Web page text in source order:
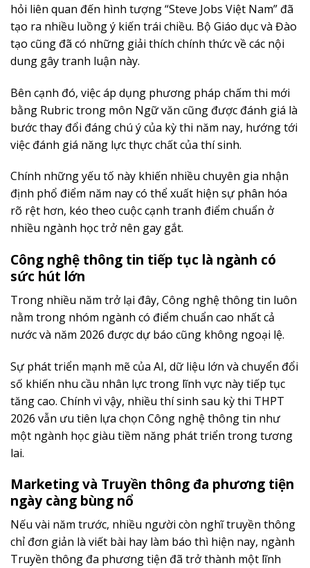
hỏi liên quan đến hình tượng “Steve Jobs Việt Nam” đã
tạo ra nhiều luồng ý kiến trái chiều. Bộ Giáo dục và Đào
tạo cũng đã có những giải thích chính thức về các nội
dung gây tranh luận này.
Bên cạnh đó, việc áp dụng phương pháp chấm thi mới
bằng Rubric trong môn Ngữ văn cũng được đánh giá là
bước thay đổi đáng chú ý của kỳ thi năm nay, hướng tới
việc đánh giá năng lực thực chất của thí sinh.
Chính những yếu tố này khiến nhiều chuyên gia nhận
định phổ điểm năm nay có thể xuất hiện sự phân hóa
rõ rệt hơn, kéo theo cuộc cạnh tranh điểm chuẩn ở
nhiều ngành học trở nên gay gắt.
Công nghệ thông tin tiếp tục là ngành có
sức hút lớn
Trong nhiều năm trở lại đây, Công nghệ thông tin luôn
nằm trong nhóm ngành có điểm chuẩn cao nhất cả
nước và năm 2026 được dự báo cũng không ngoại lệ.
Sự phát triển mạnh mẽ của AI, dữ liệu lớn và chuyển đổi
số khiến nhu cầu nhân lực trong lĩnh vực này tiếp tục
tăng cao. Chính vì vậy, nhiều thí sinh sau kỳ thi THPT
2026 vẫn ưu tiên lựa chọn Công nghệ thông tin như
một ngành học giàu tiềm năng phát triển trong tương
lai.
Marketing và Truyền thông đa phương tiện
ngày càng bùng nổ
Nếu vài năm trước, nhiều người còn nghĩ truyền thông
chỉ đơn giản là viết bài hay làm báo thì hiện nay, ngành
Truyền thông đa phương tiện đã trở thành một lĩnh